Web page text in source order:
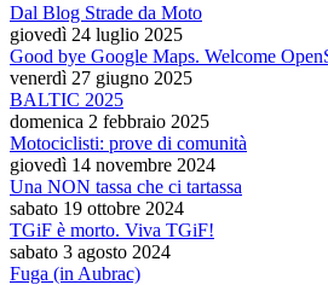
Dal Blog Strade da Moto
giovedì 24 luglio 2025
Good bye Google Maps. Welcome
venerdì 27 giugno 2025
BALTIC 2025
domenica 2 febbraio 2025
Motociclisti: prove di comunità
giovedì 14 novembre 2024
Una NON tassa che ci tartassa
sabato 19 ottobre 2024
TGiF è morto. Viva TGiF!
sabato 3 agosto 2024
Fuga (in Aubrac)